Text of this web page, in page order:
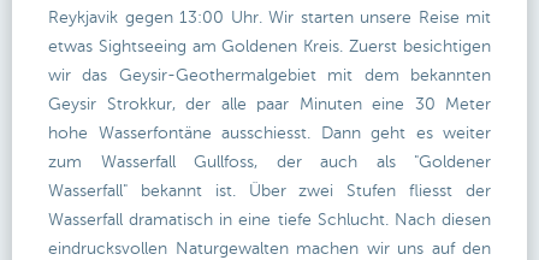
Reykjavik gegen 13:00 Uhr. Wir starten unsere Reise mit
etwas Sightseeing am Goldenen Kreis. Zuerst besichtigen
wir das Geysir-Geothermalgebiet mit dem bekannten
Geysir Strokkur, der alle paar Minuten eine 30 Meter
hohe Wasserfontäne ausschiesst. Dann geht es weiter
zum Wasserfall Gullfoss, der auch als "Goldener
Wasserfall" bekannt ist. Über zwei Stufen fliesst der
Wasserfall dramatisch in eine tiefe Schlucht. Nach diesen
eindrucksvollen Naturgewalten machen wir uns auf den